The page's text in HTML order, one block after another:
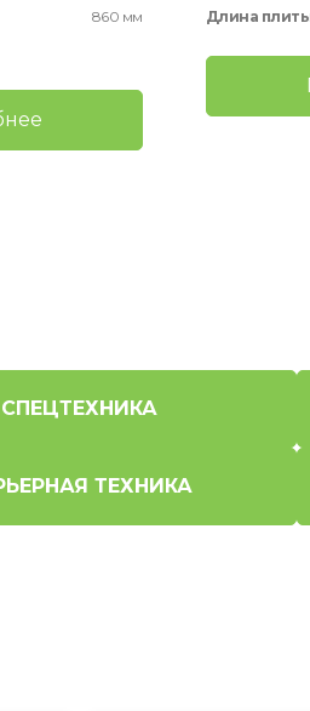
860 мм
Длина
СПЕЦТЕХНИКА
ТЕХНИКА